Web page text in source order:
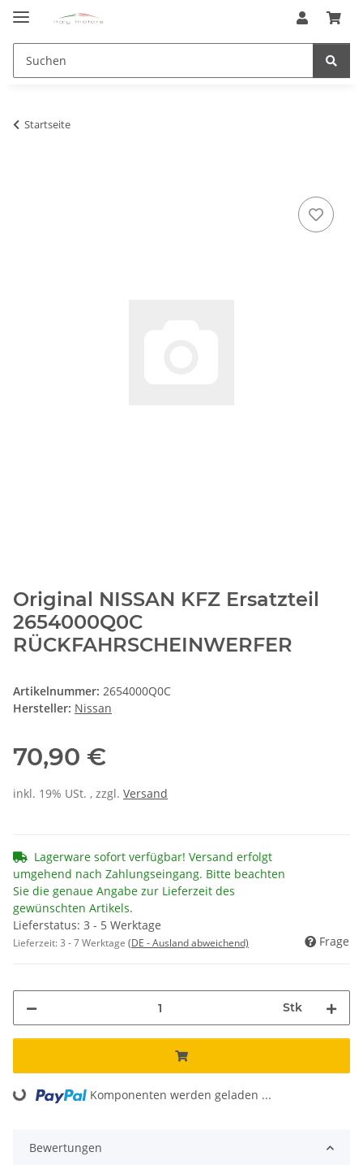
Startseite
Original NISSAN KFZ Ersatzteil
2654000Q0C
RÜCKFAHRSCHEINWERFER
Artikelnummer: 2654000Q0C
Hersteller: Nissan
70,90 €
inkl. 19% USt. , zzgl. Versand
Lagerware sofort verfügbar! Versand erfolgt
umgehend nach Zahlungseingang. Bitte beachten
Sie die genaue Angabe zur Lieferzeit des
gewünschten Artikels.
Lieferstatus: 3 - 5 Werktage
Lieferzeit:3 - 7 Werktage (DE - Ausland abweichend) Frage
Stk
Loading... Komponenten werden geladen ...
Bewertungen